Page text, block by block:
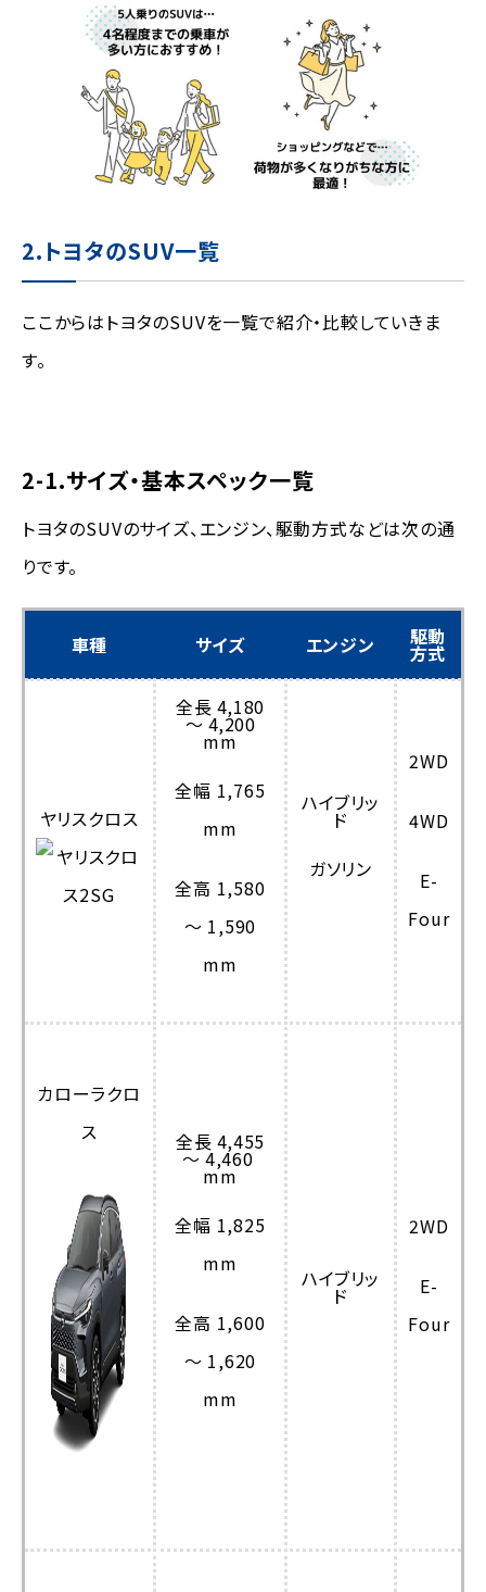
2.トヨタのSUV一覧
ここからはトヨタのSUVを一覧で紹介・比較していきま
す。
2-1.サイズ・基本スペック一覧
トヨタのSUVのサイズ、エンジン、駆動方式などは次の通
りです。
車種 サイズ エンジン 駆動
方式
ヤリスクロス
全長 4,180
～ 4,200
mm
全幅 1,765
mm
全高 1,580
～ 1,590
mm
ハイブリッ
ド
ガソリン
2WD
4WD
E-
Four
カローラクロ
ス
全長 4,455
～ 4,460
mm
全幅 1,825
mm
全高 1,600
～ 1,620
mm
ハイブリッ
ド
2WD
E-
Four